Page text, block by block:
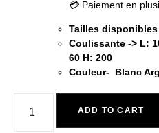
💳 Paiement en
Tailles disponibles
Coulissante -> L:
60 H: 200
Couleur- Blanc
ADD TO CART